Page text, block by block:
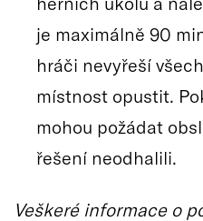
je maximálně 90
hráči nevyřeší
místnost opustit.
mohou požádat
řešení neodhalili.
Veškeré informace o